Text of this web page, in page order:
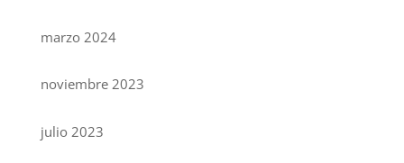
marzo 2024
noviembre 2023
julio 2023